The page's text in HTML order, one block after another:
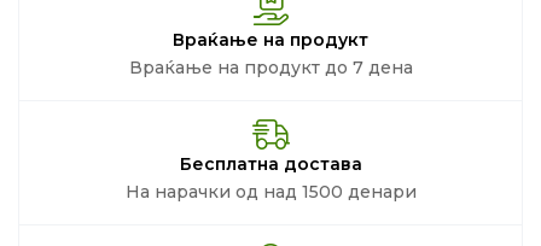
Враќање на продукт
Враќање на продукт до 7 дена
Бесплатна достава
На нарачки од над 1500 денари